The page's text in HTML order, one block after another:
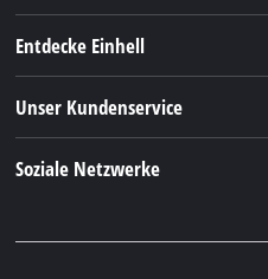
Entdecke Einhell
Nachhaltigkeit
Unser Kundenservice
Soziale Netzwerke